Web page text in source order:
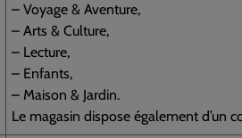
– Voyage & Aventure,
– Arts & Culture,
– Lecture,
– Enfants,
– Maison & Jardin.
Le magasin dispose également d’un